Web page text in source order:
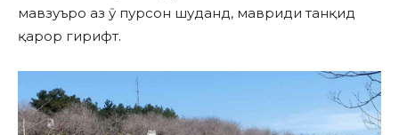
мавзуъро аз ӯ пурсон шуданд, мавриди танқид
қарор гирифт.